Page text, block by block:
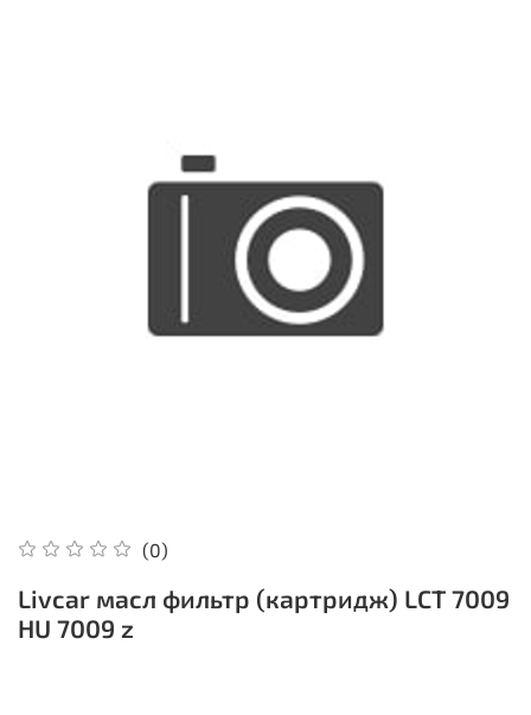
(0)
Livcar масл фильтр (картридж) LCT 7009
HU 7009 z